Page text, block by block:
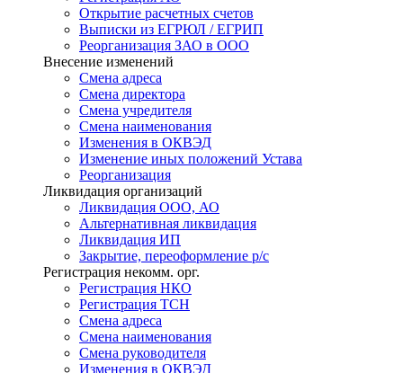
Открытие расчетных счетов
Выписки из ЕГРЮЛ / ЕГРИП
Реорганизация ЗАО в ООО
Внесение изменений
Смена адреса
Смена директора
Cмена учредителя
Смена наименования
Изменения в ОКВЭД
Изменение иных положений Устава
Реорганизация
Ликвидация организаций
Ликвидация ООО, АО
Альтернативная ликвидация
Ликвидация ИП
Закрытие, переоформление р/с
Регистрация некомм. орг.
Регистрация НКО
Регистрация ТСН
Смена адреса
Смена наименования
Смена руководителя
Изменения в ОКВЭД